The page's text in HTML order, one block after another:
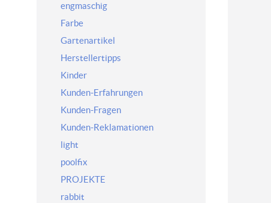
engmaschig
Farbe
Gartenartikel
Herstellertipps
Kinder
Kunden-Erfahrungen
Kunden-Fragen
Kunden-Reklamationen
light
poolfix
PROJEKTE
rabbit